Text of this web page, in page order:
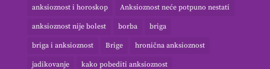
anksioznost i horoskop Anksioznost neće potpuno nestati
anksioznost nije bolest borba briga
briga i anksioznost Brige hronična anksioznost
jadikovanje kako pobediti anksioznost